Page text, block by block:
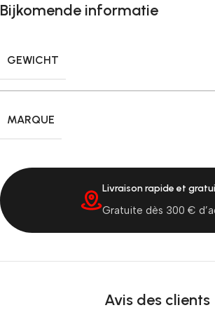
Bijkomende informatie
GEWICHT
MARQUE
Livraison rapide et
Gratuite dès 300 €
Avis des clients